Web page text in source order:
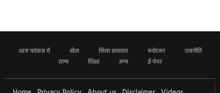
आज फोकस में खेल जिला समाचार मनोरंजन
राजनीति
राज्य
शिक्षा अन्य ई-पेपर